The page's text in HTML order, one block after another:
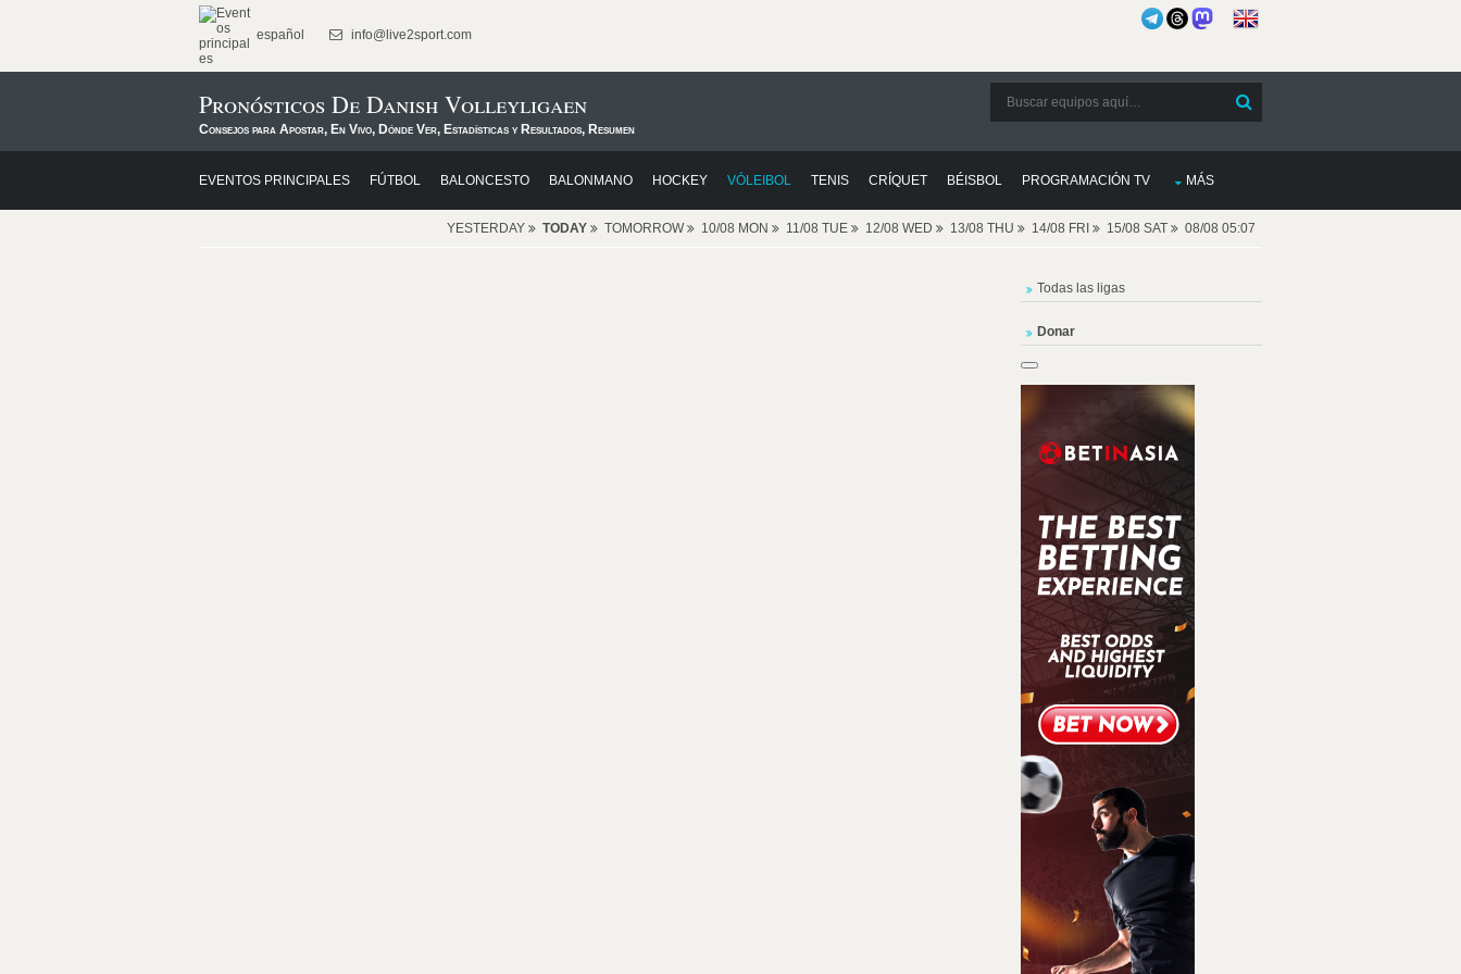
español info@live2sport.com
Pronósticos De Danish Volleyligaen
Consejos para Apostar, En Vivo, Dónde Ver, Estadísticas y Resultados, Resumen
EVENTOS PRINCIPALES FÚTBOL BALONCESTO BALONMANO HOCKEY VÓLEIBOL TENIS CRÍQUET BÉISBOL PROGRAMACIÓN TV MÁS
YESTERDAY TODAY TOMORROW 10/08 MON 11/08 TUE 12/08 WED 13/08 THU 14/08 FRI 15/08 SAT 08/08 05:07
Todas las ligas
Donar